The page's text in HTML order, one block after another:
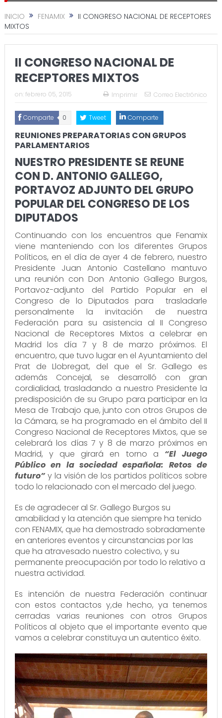
INICIO FENAMIX
II CONGRESO NACIONAL DE RECEPTORES
MIXTOS
II CONGRESO NACIONAL DE
RECEPTORES MIXTOS
on: febrero 05, 2015 Imprimir Correo Electrónico
Comparte 0 Tweet Comparte
REUNIONES PREPARATORIAS CON GRUPOS
PARLAMENTARIOS
NUESTRO PRESIDENTE SE REUNE
CON D. ANTONIO GALLEGO,
PORTAVOZ ADJUNTO DEL GRUPO
POPULAR DEL CONGRESO DE LOS
DIPUTADOS
Continuando con los encuentros que Fenamix
viene manteniendo con los diferentes Grupos
Políticos, en el día de ayer 4 de febrero, nuestro
Presidente Juan Antonio Castellano mantuvo
una reunión con Don Antonio Gallego Burgos,
Portavoz-adjunto del Partido Popular en el
Congreso de lo Diputados para trasladarle
personalmente la invitación de nuestra
Federación para su asistencia al II Congreso
Nacional de Receptores Mixtos a celebrar en
Madrid los día 7 y 8 de marzo próximos. El
encuentro, que tuvo lugar en el Ayuntamiento del
Prat de Llobregat, del que el Sr. Gallego es
además Concejal, se desarrolló con gran
cordialidad, trasladando a nuestro Presidente la
predisposición de su Grupo para participar en la
Mesa de Trabajo que, junto con otros Grupos de
la Cámara, se ha programado en el ámbito del II
Congreso Nacional de Receptores Mixtos, que se
celebrará los días 7 y 8 de marzo próximos en
Madrid, y que girará en torno a “El Juego
Público en la sociedad española: Retos de
futuro”y la visión de los partidos políticos sobre
todo lo relacionado con el mercado del juego.
Es de agradecer al Sr. Gallego Burgos su
amabilidad y la atención que siempre ha tenido
con FENAMIX, que ha demostrado sobradamente
en anteriores eventos y circunstancias por las
que ha atravesado nuestro colectivo, y su
permanente preocupación por todo lo relativo a
nuestra actividad.
Es intención de nuestra Federación continuar
con estos contactos y,de hecho, ya tenemos
cerradas varias reuniones con otros Grupos
Políticos al objeto que el importante evento que
vamos a celebrar constituya un autentico éxito.